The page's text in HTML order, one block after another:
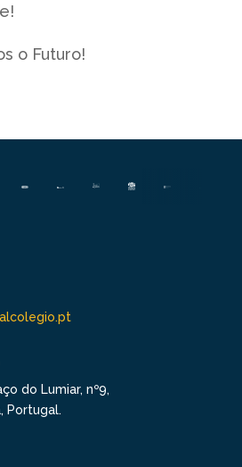
o Futuro!
do Lumiar, nº9,
Portugal.